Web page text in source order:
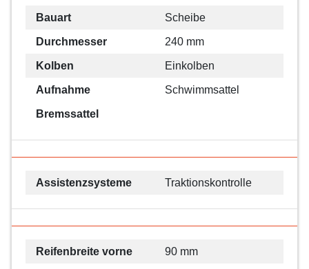
Bauart Scheibe
Durchmesser 240 mm
Kolben Einkolben
Aufnahme
Bremssattel
Schwimmsattel
Assistenzsysteme Traktionskontrolle
Reifenbreite vorne 90 mm